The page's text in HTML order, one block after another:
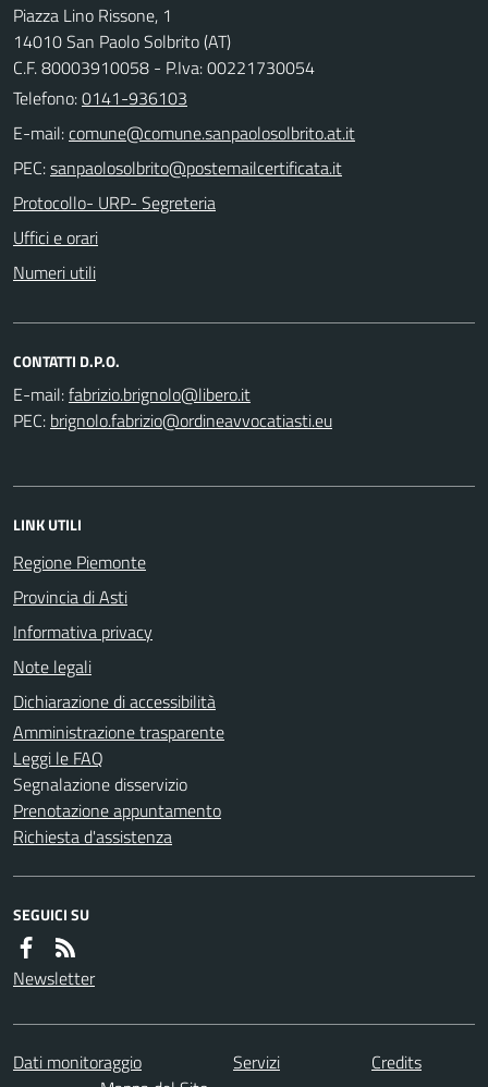
Piazza Lino Rissone, 1
14010 San Paolo Solbrito (AT)
C.F. 80003910058 - P.Iva: 00221730054
Telefono:0141-936103
E-mail:
PEC:
Protocollo- URP- Segreteria
Uffici e orari
Numeri utili
CONTATTI D.P.O.
E-mail:
PEC:
LINK UTILI
Regione Piemonte
Provincia di Asti
Informativa privacy
Note legali
Dichiarazione di accessibilità
Amministrazione trasparente
Leggi le FAQ
Segnalazione disservizio
Prenotazione appuntamento
Richiesta d'assistenza
SEGUICI SU
Newsletter
Dati monitoraggio Servizi
Credits